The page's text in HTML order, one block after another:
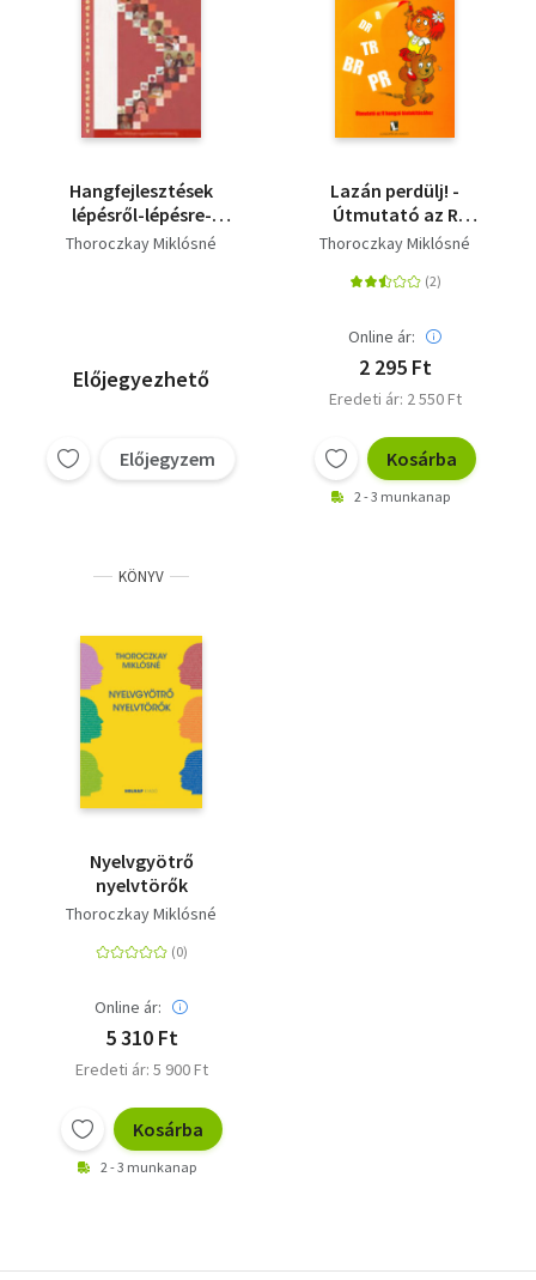
Hangfejlesztések
lépésről-lépésre-
Beszédtechnika
Thoroczkay Miklósné
Előjegyezhető
Előjegyzem
Lazán perdülj! -
Útmutató az R
hangzó
Thoroczkay Miklósné
Online ár:
2 295 Ft
Eredeti ár: 2 550 Ft
Kosárba
2 - 3 munkanap
KÖNYV
Nyelvgyötrő
nyelvtörők
Thoroczkay Miklósné
Online ár:
5 310 Ft
Eredeti ár: 5 900 Ft
Kosárba
2 - 3 munkanap